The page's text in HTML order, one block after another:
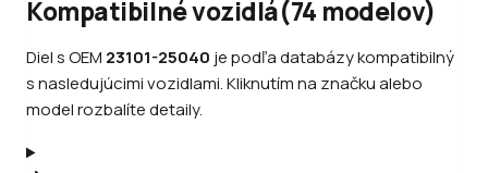
Kompatibilné vozidlá(74 modelov)
Diel s OEM 23101-25040 je podľa databázy kompatibilný
s nasledujúcimi vozidlami. Kliknutím na značku alebo
model rozbalíte detaily.